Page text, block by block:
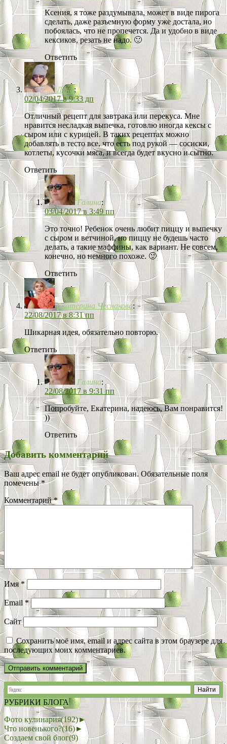
Ксения, я тоже раздумывала, может в виде пирога
сделать, даже разъемную форму уже достала, но
побоялась, что не пропечется. Да и удобно в виде
кексиков, резать не надо. 🙂
Ответить
Лена:
02/04/2017 в 9:33 дп
Отличный рецепт для завтрака или перекуса. Мне
нравится несладкая выпечка, готовлю иногда кексы с
сыром или с курицей. В таких рецептах можно
добавлять в тесто все, что есть под рукой — сосиски,
котлеты, кусочки мяса, и всегда будет вкусно и сытно.
Ответить
Галина:
03/04/2017 в 3:49 пп
Это точно! Ребенок очень любит пиццу и выпечку
с сыром и ветчиной, но пиццу не будешь часто
делать, а такие маффины, как вариант. Не совсем,
конечно, но немного похоже. 🙂
Ответить
Екатерина Чеснакова:
22/08/2017 в 8:31 пп
Шикарная идея, обязательно повторю.
Ответить
Галина:
22/08/2017 в 9:31 пп
Попробуйте, Екатерина, надеюсь, Вам понравится!
))
Ответить
Добавить комментарий
Ваш адрес email не будет опубликован. Обязательные поля
помечены*
Комментарий*
Имя*
Email*
Сайт
Сохранить моё имя, email и адрес сайта в этом браузере для
последующих моих комментариев.
РУБРИКИ БЛОГА
Фото кулинария(192)►
Что новенького?(16)►
Создаем свой блог(9)